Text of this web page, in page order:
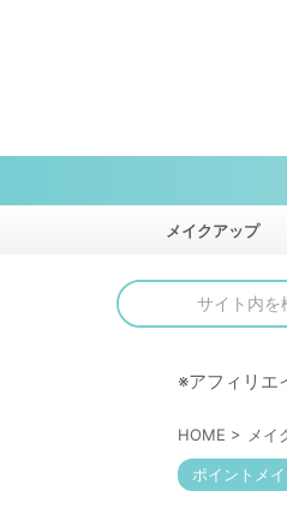
メイクアップ
※アフィリエ
HOME > メイ
ポイントメイ